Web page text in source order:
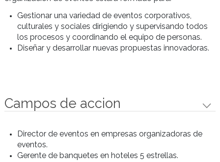
comunicación. Tipos de espacios.
Materiales. Texturas. Colores. Iluminación.
Estilos decorativos. Tendencias en
ambientación. La locación. El armado y
MEDIOS Y TÉCNICAS AUDIOVISUALES
radio, televisión, cine. Lenguaje y contenido
audiovisual. Lenguaje sonoro y lenguaje
visual. La imagen en movimiento. El